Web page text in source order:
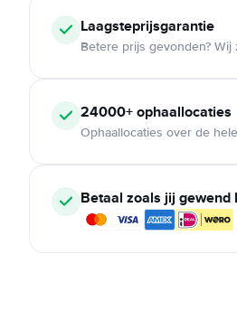
Laagsteprijsgarantie
Betere prijs gevonden?
24000+ ophaallocaties
Ophaallocaties over de
Betaal zoals jij gewend